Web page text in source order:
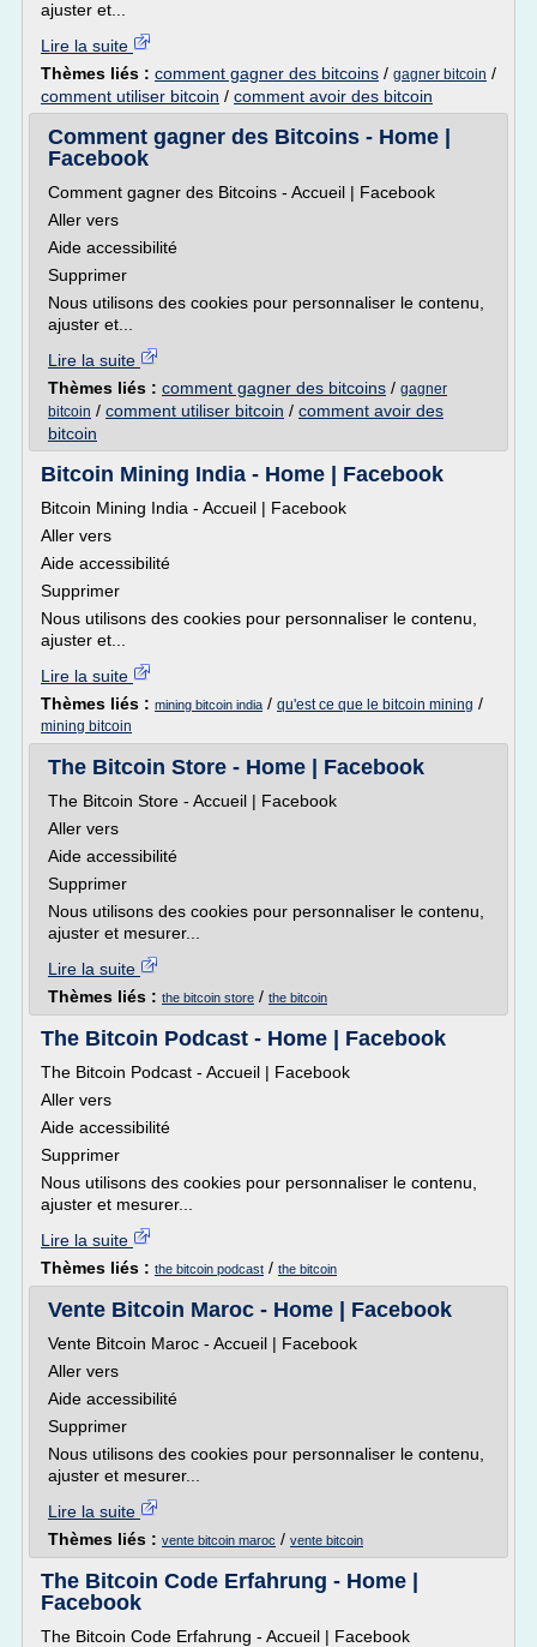
ajuster et...
Lire la suite
Thèmes liés : comment gagner des bitcoins / gagner bitcoin /
comment utiliser bitcoin / comment avoir des bitcoin
Comment gagner des Bitcoins - Home |
Facebook
Comment gagner des Bitcoins - Accueil | Facebook
Aller vers
Aide accessibilité
Supprimer
Nous utilisons des cookies pour personnaliser le contenu,
ajuster et...
Lire la suite
Thèmes liés : comment gagner des bitcoins / gagner
bitcoin / comment utiliser bitcoin / comment avoir des
bitcoin
Bitcoin Mining India - Home | Facebook
Bitcoin Mining India - Accueil | Facebook
Aller vers
Aide accessibilité
Supprimer
Nous utilisons des cookies pour personnaliser le contenu,
ajuster et...
Lire la suite
Thèmes liés : mining bitcoin india / qu'est ce que le bitcoin mining /
mining bitcoin
The Bitcoin Store - Home | Facebook
The Bitcoin Store - Accueil | Facebook
Aller vers
Aide accessibilité
Supprimer
Nous utilisons des cookies pour personnaliser le contenu,
ajuster et mesurer...
Lire la suite
Thèmes liés : the bitcoin store / the bitcoin
The Bitcoin Podcast - Home | Facebook
The Bitcoin Podcast - Accueil | Facebook
Aller vers
Aide accessibilité
Supprimer
Nous utilisons des cookies pour personnaliser le contenu,
ajuster et mesurer...
Lire la suite
Thèmes liés : the bitcoin podcast / the bitcoin
Vente Bitcoin Maroc - Home | Facebook
Vente Bitcoin Maroc - Accueil | Facebook
Aller vers
Aide accessibilité
Supprimer
Nous utilisons des cookies pour personnaliser le contenu,
ajuster et mesurer...
Lire la suite
Thèmes liés : vente bitcoin maroc / vente bitcoin
The Bitcoin Code Erfahrung - Home |
Facebook
The Bitcoin Code Erfahrung - Accueil | Facebook